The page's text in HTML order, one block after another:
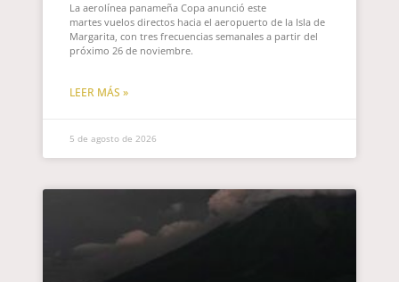
La aerolínea panameña Copa anunció este
martes vuelos directos hacia el aeropuerto de la Isla de
Margarita, con tres frecuencias semanales a partir del
próximo 26 de noviembre.
LEER MÁS »
5 de agosto de 2026